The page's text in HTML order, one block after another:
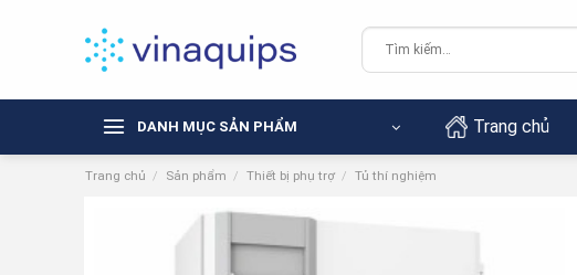
Tìm
kiếm:
DANH MỤC SẢN PHẨM Trang chủ
Trang chủ / Sản phẩm / Thiết bị phụ trợ / Tủ thí nghiệm